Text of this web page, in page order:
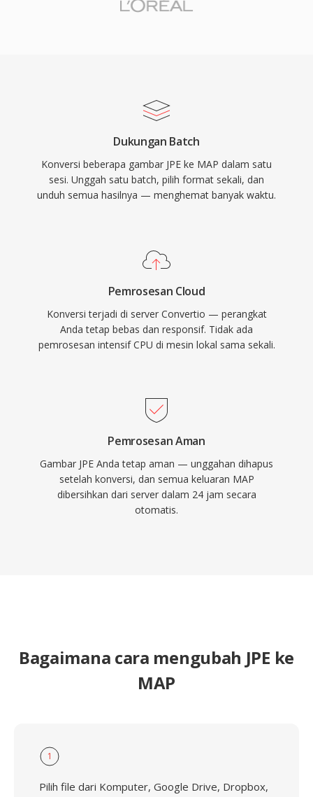
Dukungan Batch
Konversi beberapa gambar JPE ke MAP dalam satu
sesi. Unggah satu batch, pilih format sekali, dan
unduh semua hasilnya — menghemat banyak waktu.
Pemrosesan Cloud
Konversi terjadi di server Convertio — perangkat
Anda tetap bebas dan responsif. Tidak ada
pemrosesan intensif CPU di mesin lokal sama sekali.
Pemrosesan Aman
Gambar JPE Anda tetap aman — unggahan dihapus
setelah konversi, dan semua keluaran MAP
dibersihkan dari server dalam 24 jam secara
otomatis.
Bagaimana cara mengubah JPE ke
MAP
1
Pilih file dari Komputer, Google Drive, Dropbox,